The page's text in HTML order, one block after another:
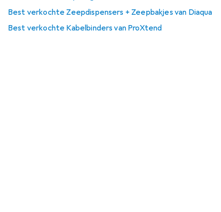
Best verkochte Zeepdispensers + Zeepbakjes van Diaqua
Best verkochte Kabelbinders van ProXtend